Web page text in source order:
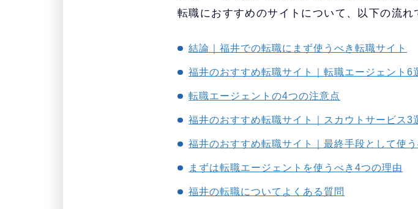
転職におすすめのサイトについて、以下の流れ
結論｜福井での転職にまず使うべき転職サイト
福井のおすすめ転職サイト｜転職エージェント6
転職エージェントの4つの注意点
福井のおすすめ転職サイト｜スカウトサービス3
福井のおすすめ転職サイト｜最終手段として使
まずは転職エージェントを使うべき4つの理由
福井の転職についてよくある質問